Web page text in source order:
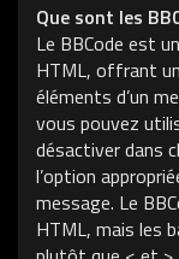
Que sont les
Le BBCode est
HTML, offrant
éléments d’un
vous pouvez
désactiver dans
l’option
message. Le
HTML, mais les